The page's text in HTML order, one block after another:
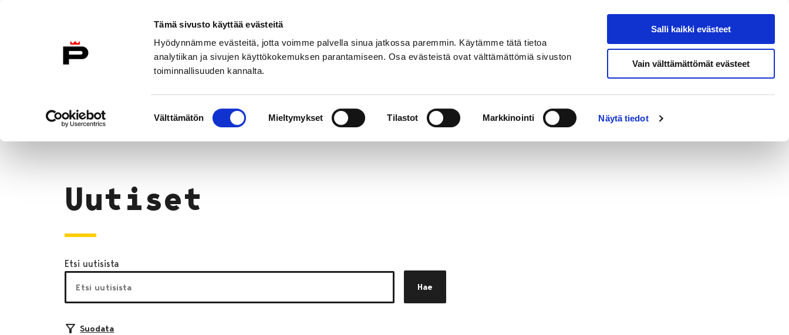
Tämä sivusto käyttää evästeitä
Hyödynnämme evästeitä, jotta voimme palvella sinua jatkossa paremmin. Käytämme tätä tietoa
analytiikan ja sivujen käyttökokemuksen parantamiseen. Osa evästeistä ovat välttämättömiä sivuston
toiminnallisuuden kannalta.
valinta
Välttämätön Mieltymykset Tilastot Markkinointi Näytä tiedot
Salli kaikki evästeet
Vain välttämättömät evästeet
English
Hae sivustolta
Etusivu
Uutiset
Uutiset
Etsi uutisista
Hae
Suodata